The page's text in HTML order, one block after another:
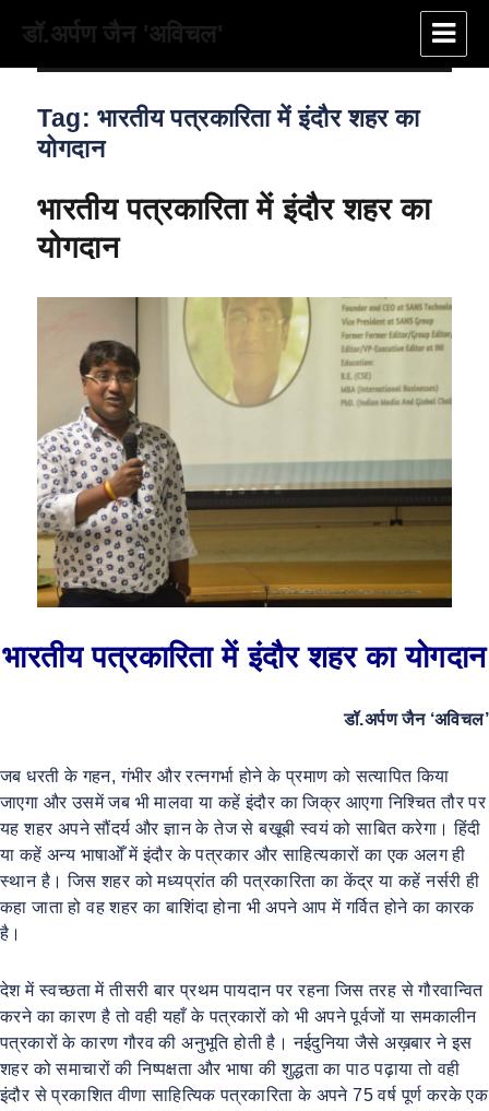
डॉ.अर्पण जैन 'अविचल'
Tag:भारतीय पत्रकारिता में इंदौर शहर का
योगदान
भारतीय पत्रकारिता में इंदौर शहर का
योगदान
भारतीय पत्रकारिता में इंदौर शहर का योगदान
डॉ.अर्पण जैन ‘अविचल’
जब धरती के गहन, गंभीर और रत्नगर्भा होने के प्रमाण को सत्यापित किया
जाएगा और उसमें जब भी मालवा या कहें इंदौर का जिक्र आएगा निश्चित तौर पर
यह शहर अपने सौंदर्य और ज्ञान के तेज से बखूबी स्वयं को साबित करेगा। हिंदी
या कहें अन्य भाषाओँ में इंदौर के पत्रकार और साहित्यकारों का एक अलग ही
स्थान है। जिस शहर को मध्यप्रांत की पत्रकारिता का केंद्र या कहें नर्सरी ही
कहा जाता हो वह शहर का बाशिंदा होना भी अपने आप में गर्वित होने का कारक
है।
देश में स्वच्छता में तीसरी बार प्रथम पायदान पर रहना जिस तरह से गौरवान्वित
करने का कारण है तो वही यहाँ के पत्रकारों को भी अपने पूर्वजों या समकालीन
पत्रकारों के कारण गौरव की अनुभूति होती है। नईदुनिया जैसे अख़बार ने इस
शहर को समाचारों की निष्पक्षता और भाषा की शुद्धता का पाठ पढ़ाया तो वही
इंदौर से प्रकाशित वीणा साहित्यिक पत्रकारिता के अपने 75 वर्ष पूर्ण करके एक